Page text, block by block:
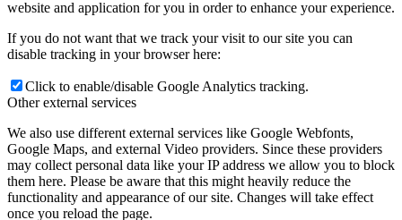
website and application for you in order to enhance your experience.
If you do not want that we track your visit to our site you can
disable tracking in your browser here:
Click to enable/disable Google Analytics tracking.
Other external services
We also use different external services like Google Webfonts,
Google Maps, and external Video providers. Since these providers
may collect personal data like your IP address we allow you to block
them here. Please be aware that this might heavily reduce the
functionality and appearance of our site. Changes will take effect
once you reload the page.